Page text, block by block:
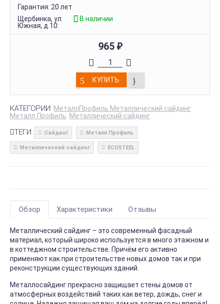
Гарантия: 20 лет
Щербинка, ул.
Южная, д.10:
В наличии
965 ₽
КУПИТЬ
КАТЕГОРИИ: МеталлПрофиль Металлический сайдинг
Металл Профиль Металлический сайдинг
ТЕГИ: Сайдинг Металл Профиль
Металлический сайдинг ECOSTEEL
Обзор Характеристики Отзывы
Металлический сайдинг – это современный фасадный
материал, который широко используется в много этажном и
в коттеджном строительстве. Причём его активно
применяют как при строительстве новых домов так и при
реконструкции существующих зданий.
Металлосайдинг прекрасно защищает стены домов от
атмосферных воздействий таких как ветер, дождь, снег и